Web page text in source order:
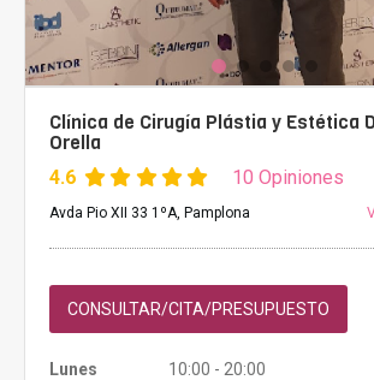
Clínica de Cirugía Plástia y Estética
Orella
4.6 10 Opiniones
Avda Pio XII 33 1ºA, Pamplona
CONSULTAR/CITA/PRESUPUESTO
Lunes
10:00 - 20:00